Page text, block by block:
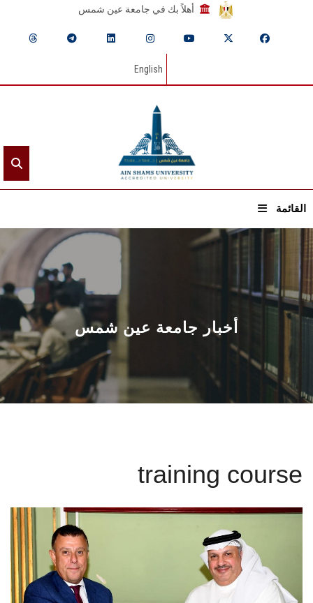
أهلاً بك في جامعة عين شمس
English
القائمة
الرئيسيـة
عن الجامعة
القطاعـات
الشئون الأكاديمية
البحث العلمي
الأنظمة الذكية
الإعلام
تواصل معنا
أخبار جامعة عين شمس
training course